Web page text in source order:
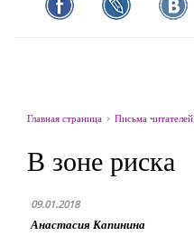
Главная страница Письма читателей
В зоне риска
09.01.2018
Анастасия Капинина